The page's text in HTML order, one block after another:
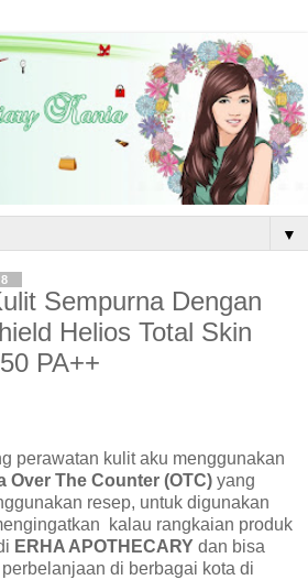
▼
Sempurna Dengan
Helios Total Skin
PA++
perawatan kulit aku menggunakan
Over The Counter (OTC) yang
resep, untuk digunakan
kalau rangkaian produk
ERHA APOTHECARY dan bisa
di berbagai kota di